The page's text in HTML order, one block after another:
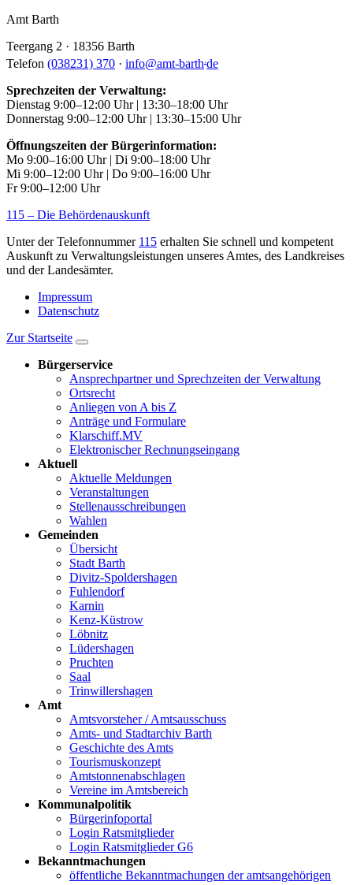
Amt Barth
Teergang 2 · 18356 Barth
Telefon (038231) 370 · info@amt-barth de
Sprechzeiten der Verwaltung:
Dienstag 9:00–12:00 Uhr | 13:30–18:00 Uhr
Donnerstag 9:00–12:00 Uhr | 13:30–15:00 Uhr
Öffnungszeiten der Bürgerinformation:
Mo 9:00–16:00 Uhr | Di 9:00–18:00 Uhr
Mi 9:00–12:00 Uhr | Do 9:00–16:00 Uhr
Fr 9:00–12:00 Uhr
115 – Die Behördenauskunft
Unter der Telefonnummer 115 erhalten Sie schnell und kompetent
Auskunft zu Verwaltungsleistungen unseres Amtes, des Landkreises
und der Landesämter.
Impressum
Datenschutz
Zur Startseite
Bürgerservice
Ansprechpartner und Sprechzeiten der Verwaltung
Ortsrecht
Anliegen von A bis Z
Anträge und Formulare
Klarschiff.MV
Elektronischer Rechnungseingang
Aktuell
Aktuelle Meldungen
Veranstaltungen
Stellenausschreibungen
Wahlen
Gemeinden
Übersicht
Stadt Barth
Divitz-Spoldershagen
Fuhlendorf
Karnin
Kenz-Küstrow
Löbnitz
Lüdershagen
Pruchten
Saal
Trinwillershagen
Amt
Amtsvorsteher / Amtsausschuss
Amts- und Stadtarchiv Barth
Geschichte des Amts
Tourismuskonzept
Amtstonnenabschlagen
Vereine im Amtsbereich
Kommunalpolitik
Bürgerinfoportal
Login Ratsmitglieder
Login Ratsmitglieder G6
Bekanntmachungen
öffentliche Bekanntmachungen der amtsangehörigen